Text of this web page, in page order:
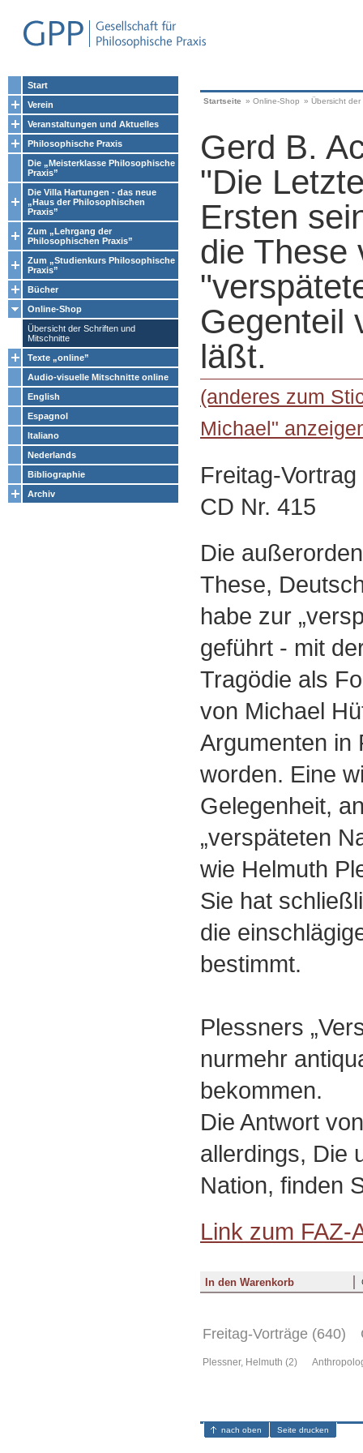
Start
Verein
Veranstaltungen und Aktuelles
Philosophische Praxis
Die „Meisterklasse Philosophische
Praxis”
Die Villa Hartungen - das neue
„Haus der Philosophischen
Praxis”
Zum „Lehrgang der
Philosophischen Praxis”
Zum „Studienkurs Philosophische
Praxis”
Bücher
Online-Shop
Übersicht der Schriften und
Mitschnitte
Texte „online”
Audio-visuelle Mitschnitte online
English
Espagnol
Italiano
Nederlands
Bibliographie
Archiv
Startseite » Online-Shop » Übersicht
Gerd B.
"Die
Ersten
die These
Gegenteil
läßt.
(anderes zum
Michael"
Freitag-
CD Nr. 415
Die
These,
habe zur
geführt - mit
Tragödie als
von Michael
Argumenten in
worden. Eine
Gelegenheit,
„verspäteten
wie Helmuth
Sie hat
die
bestimmt.
Plessners
nurmehr
bekommen.
Die Antwort
allerdings, Die
Nation, finden
Link zum FAZ-
Freitag-Vorträge (640)
Plessner, Helmuth (2)
nach oben Seite drucken